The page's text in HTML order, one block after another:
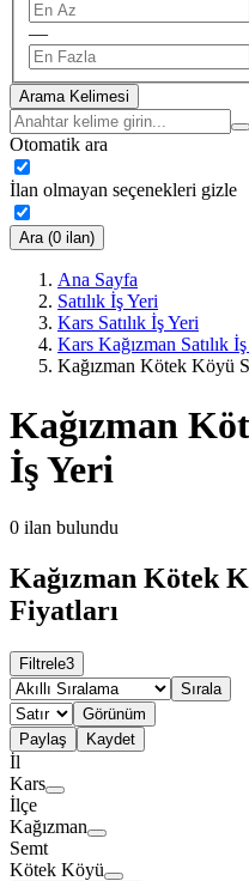
—
Arama Kelimesi
Otomatik ara
İlan olmayan seçenekleri gizle
Ara (0 ilan)
Ana Sayfa
Satılık İş Yeri
Kars Satılık İş Yeri
Kars Kağızman Satılık
Kağızman Kötek Köyü
Kağızman
İş Yeri
0 ilan bulundu
Kağızman Kötek
Fiyatları
Filtrele3
Sırala
Görünüm
Paylaş
Kaydet
İl
Kars
İlçe
Kağızman
Semt
Kötek Köyü